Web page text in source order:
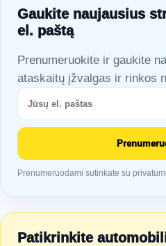
Gaukite naujausius
el. paštą
Prenumeruokite ir gaukite
ataskaitų įžvalgas ir rinkos
Prenumeruodami sutinkate su
Patikrinkite